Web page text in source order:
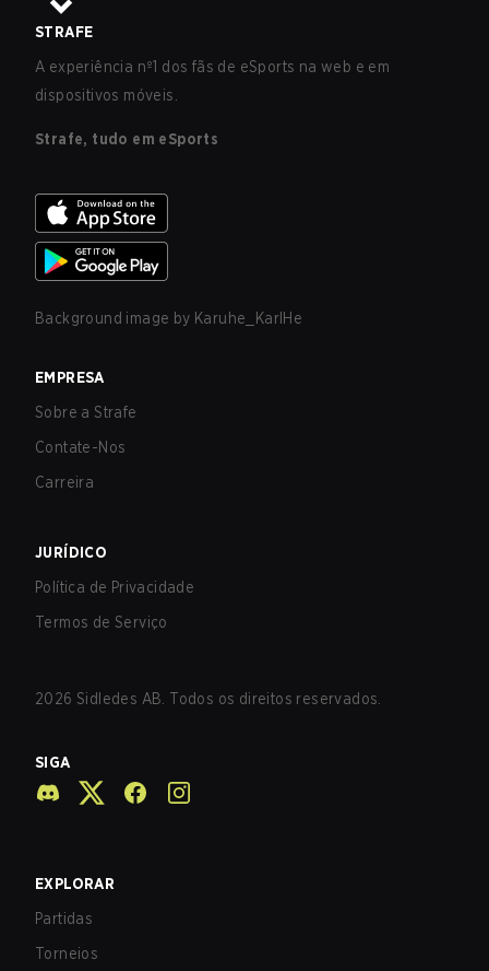
STRAFE
A experiência nº1 dos fãs de eSports na web e em
dispositivos móveis.
Strafe, tudo em eSports
Background image by Karuhe_KarlHe
EMPRESA
Sobre a Strafe
Contate-Nos
Carreira
JURÍDICO
Política de Privacidade
Termos de Serviço
2026 Sidledes AB. Todos os direitos reservados.
SIGA
EXPLORAR
Partidas
Torneios